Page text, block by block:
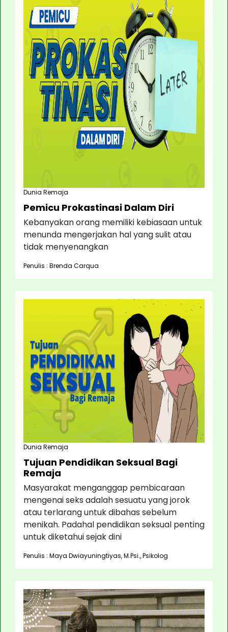
Dunia Remaja
Pemicu Prokastinasi Dalam Diri
Kebanyakan orang memiliki kebiasaan untuk
menunda mengerjakan hal yang sulit atau
tidak menyenangkan
Penulis : Brenda Carqua
Dunia Remaja
Tujuan Pendidikan Seksual Bagi
Remaja
Masyarakat menganggap pembicaraan
mengenai seks adalah sesuatu yang jorok
atau terlarang untuk dibahas sebelum
menikah. Padahal pendidikan seksual penting
untuk diketahui sejak dini
Penulis : Maya Dwiayuningtiyas, M.Psi., Psikolog